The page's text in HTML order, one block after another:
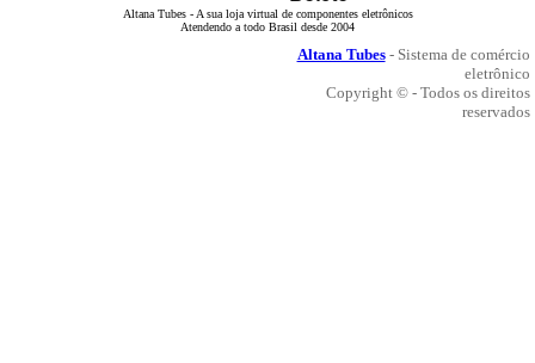
Altana Tubes - A sua loja virtual de componentes eletrônicos
Atendendo a todo Brasil desde 2004
Altana Tubes- Sistema de comércio
eletrônico
Copyright © - Todos os direitos
reservados